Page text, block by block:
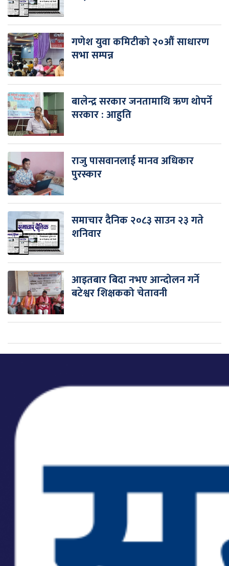
गणेश युवा कमिटीको २०औँ साधारण
सभा सम्पन्न
बालेन्द्र सरकार जनतामाथि ऋण थोपर्ने
सरकार : आहुति
राजु पासवानलाई मानव अधिकार
पुरस्कार
समाचार दैनिक २०८३ साउन २३ गते
शनिवार
आइतबार बिदा नभए आन्दोलन गर्ने
बटेश्वर शिक्षकको चेतावनी